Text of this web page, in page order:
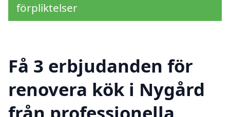
förpliktelser
Få 3 erbjudanden för
renovera kök i Nygård